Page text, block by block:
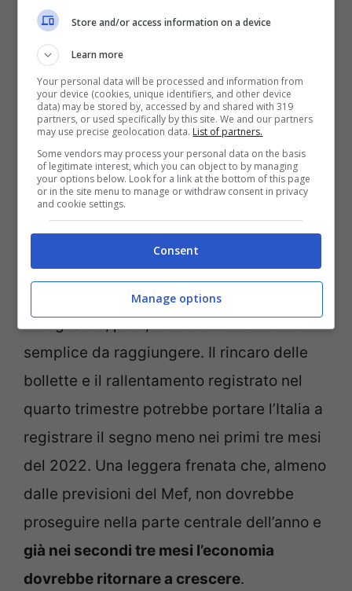
Numeri che fanno diventare l’Italia tra i
Paesi europei quella con la ripresa
economica più rapida, ma soprattutto
consentono al nostro Paese di avvicinare i
livelli pre-crisi. Secondo quanto riferito
dall’Unione nazionale consumatori,
basterebbe un +0,5% nel primo trimestre
dell’anno in corso per recuperare il Pil pre-
crisi del quarto trimestre 2019
con maggiore fiducia ai prossimi mesi.
Il traguardo, però, non è assolutamente
semplice da raggiungere. Il rincaro delle
bollette e il rallentamento registrato nel
quarto trimestre potrebbe portare l’Italia a
registrare il segno meno nei primi tre mesi
del 2022. Una leggera frenata che, almeno
dalle previsioni del Mef, non dovrebbe
proseguire nella parte centrale dell’anno e
già nei secondi tre mesi l’economia
dovrebbe ritornare a crescere.
Store and/or access information on a device
Learn more
Your personal data will be processed and information from
your device (cookies, unique identifiers, and other device
data) may be stored by, accessed by and shared with 319
partners, or used specifically by this site. We and our partners
may use precise geolocation data. List of partners.
Some vendors may process your personal data on the basis
of legitimate interest, which you can object to by managing
your options below. Look for a link at the bottom of this page
or in the site menu to manage or withdraw consent in privacy
and cookie settings.
Consent
Manage options